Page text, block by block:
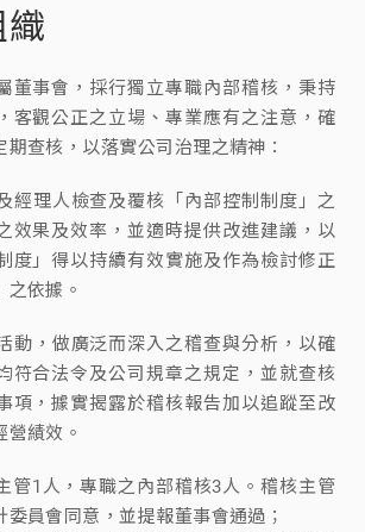
董事會，採行獨立專職內部稽核，秉持
客觀公正之立場、專業應有之注意，確
查核，以落實公司治理之精神：
經理人檢查及覆核「內部控制制度」之
效果及效率，並適時提供改進建議，以
度」得以持續有效實施及作為檢討修正
之依據。
動，做廣泛而深入之稽查與分析，以確
符合法令及公司規章之規定，並就查核
項，據實揭露於稽核報告加以追蹤至改
績效。
管1人，專職之內部稽核3人。稽核主管
委員會同意，並提報董事會通過；